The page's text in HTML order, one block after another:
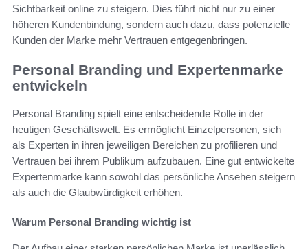
Sichtbarkeit online zu steigern. Dies führt nicht nur zu einer
höheren Kundenbindung, sondern auch dazu, dass potenzielle
Kunden der Marke mehr Vertrauen entgegenbringen.
Personal Branding und Expertenmarke
entwickeln
Personal Branding spielt eine entscheidende Rolle in der
heutigen Geschäftswelt. Es ermöglicht Einzelpersonen, sich
als Experten in ihren jeweiligen Bereichen zu profilieren und
Vertrauen bei ihrem Publikum aufzubauen. Eine gut entwickelte
Expertenmarke kann sowohl das persönliche Ansehen steigern
als auch die Glaubwürdigkeit erhöhen.
Warum Personal Branding wichtig ist